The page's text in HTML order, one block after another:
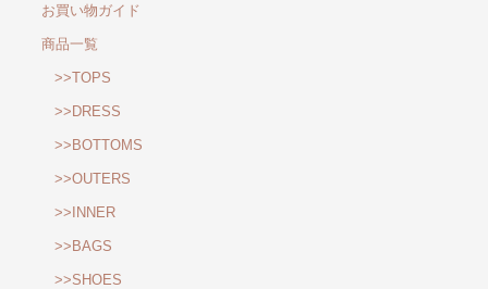
お買い物ガイド
商品一覧
>>TOPS
>>DRESS
>>BOTTOMS
>>OUTERS
>>INNER
>>BAGS
>>SHOES